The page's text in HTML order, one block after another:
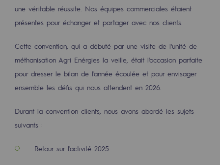
Notre vision
Gaz renouvelables et procédés
Pyrogazéification et gazéification
Captage de CO2
une véritable réussite. Nos équipes commerciales étaient
présentes pour échanger et partager avec nos clients.
Cette convention, qui a débuté par une visite de l'unité de
méthanisation Agri Enérgies la veille, était l'occasion parfaite
pour dresser le bilan de l'année écoulée et pour envisager
ensemble les défis qui nous attendent en 2026.
Durant la convention clients, nous avons abordé les sujets
suivants :
Retour sur l'activité 2025